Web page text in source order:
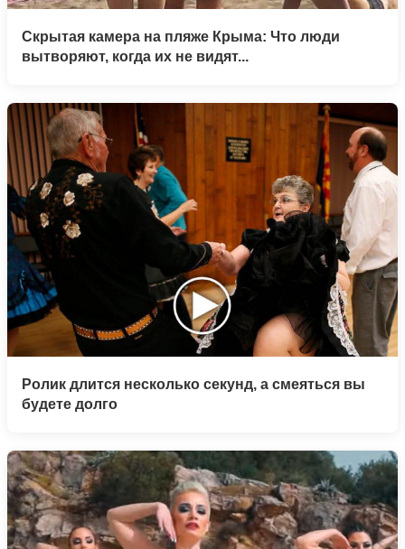
Скрытая камера на пляже Крыма: Что люди
вытворяют, когда их не видят...
Ролик длится несколько секунд, а смеяться вы
будете долго